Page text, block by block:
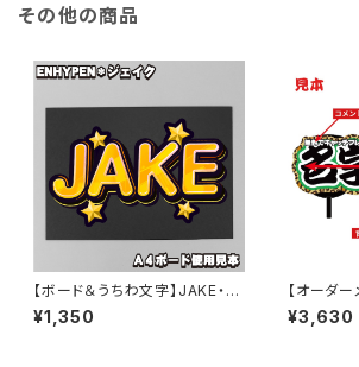
その他の商品
【ボード＆うちわ文字】JAKE・ジ
ェイク参제이크 即納 【ENHYP
EN】
¥1,350
【オーダ
結【プリン
¥3,630